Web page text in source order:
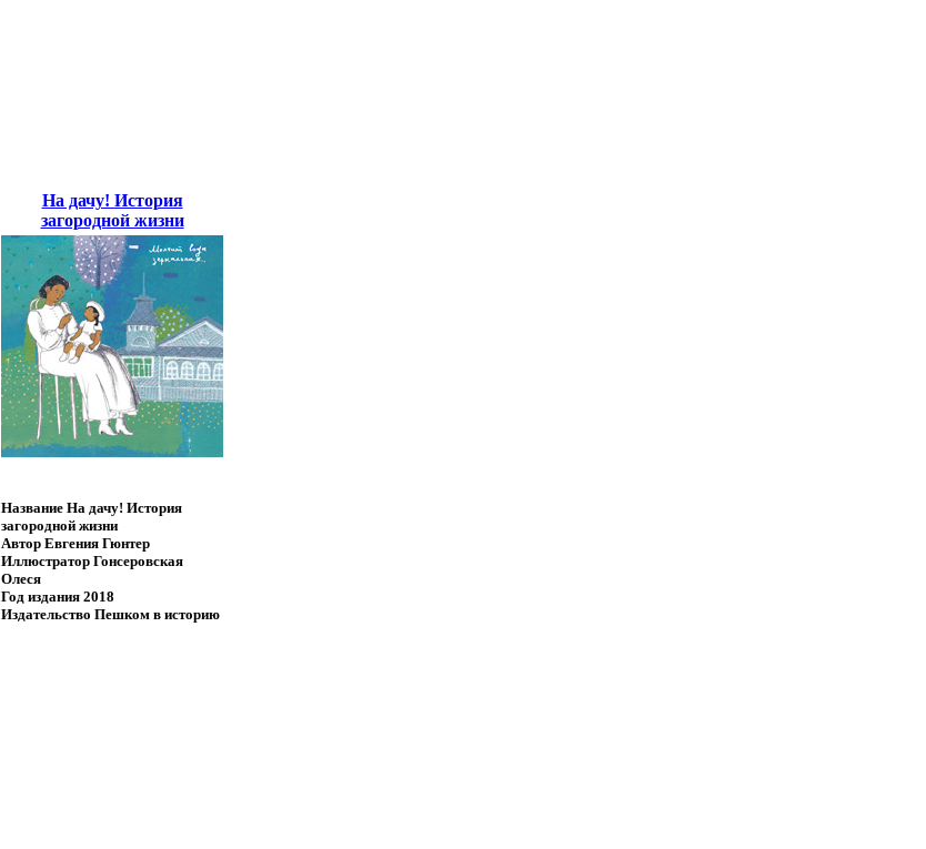
На дачу! История
загородной жизни
Название На дачу! История
загородной жизни
Автор Евгения Гюнтер
Иллюстратор Гонсеровская
Олеся
Год издания 2018
Издательство Пешком в историю